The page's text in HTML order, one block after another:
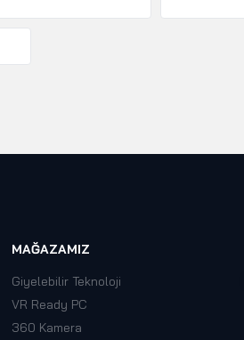
MAĞAZAMIZ
Giyelebilir Teknoloji
VR Ready PC
360 Kamera